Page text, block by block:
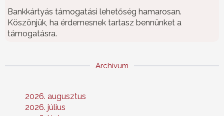
Bankkártyás támogatási lehetőség hamarosan.
Köszönjük, ha érdemesnek tartasz bennünket a
támogatásra.
Archívum
2026. augusztus
2026. július